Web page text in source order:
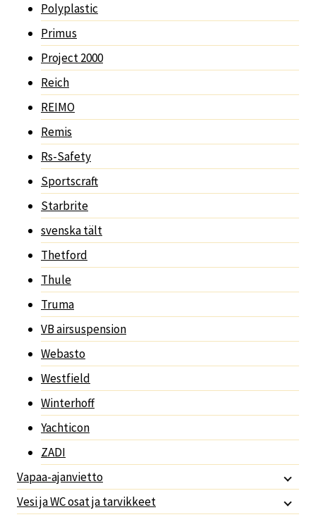
Polyplastic
Primus
Project 2000
Reich
REIMO
Remis
Rs-Safety
Sportscraft
Starbrite
svenska tält
Thetford
Thule
Truma
VB airsuspension
Webasto
Westfield
Winterhoff
Yachticon
ZADI
Vapaa-ajanvietto
Vesi ja WC osat ja tarvikkeet